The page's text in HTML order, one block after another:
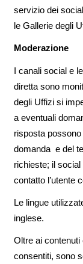
servizio dei
le Gallerie degli
Moderazione
I canali social e
diretta sono
degli Uffizi si
a eventuali
risposta
domanda e del
richieste; il
contatto l’utente
Le lingue
inglese.
Oltre ai
consentiti, sono